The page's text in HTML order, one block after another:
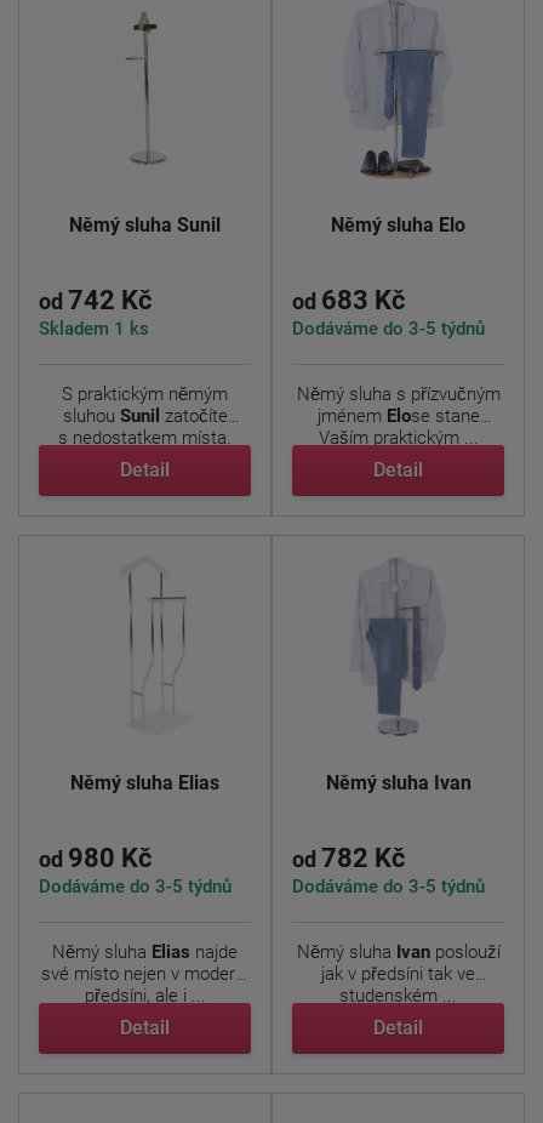
Němý sluha Sunil
od 742 Kč
Skladem 1 ks
S praktickým němým
sluhou Sunil zatočíte
s nedostatkem místa.
Umístíte ...
Detail
Němý sluha Elo
od 683 Kč
Dodáváme do 3-5 týdnů
Němý sluha s přízvučným
jménem Elose stane
Vaším praktickým ...
Detail
Němý sluha Elias
od 980 Kč
Dodáváme do 3-5 týdnů
Němý sluha Elias najde
své místo nejen v moderní
předsíni, ale i ...
Detail
Němý sluha Ivan
od 782 Kč
Dodáváme do 3-5 týdnů
Němý sluha Ivanposlouží
jak v předsíni tak ve
studenském ...
Detail